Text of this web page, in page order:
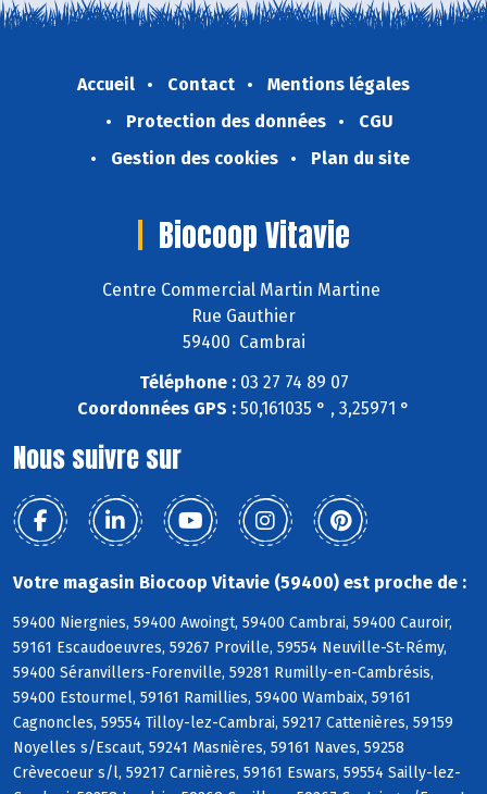
Accueil Contact
Mentions légales
Protection des données
CGU
Gestion des cookies
Plan du site
Biocoop Vitavie
Centre Commercial Martin Martine
Rue Gauthier
59400 Cambrai
Téléphone :03 27 74 89 07
Coordonnées GPS : 50,161035 ° , 3,25971 °
Nous suivre sur
Votre magasin Biocoop Vitavie (59400) est proche de :
59400 Niergnies, 59400 Awoingt, 59400 Cambrai, 59400 Cauroir,
59161 Escaudoeuvres, 59267 Proville, 59554 Neuville-St-Rémy,
59400 Séranvillers-Forenville, 59281 Rumilly-en-Cambrésis,
59400 Estourmel, 59161 Ramillies, 59400 Wambaix, 59161
Cagnoncles, 59554 Tilloy-lez-Cambrai, 59217 Cattenières, 59159
Noyelles s/Escaut, 59241 Masnières, 59161 Naves, 59258
Crèvecoeur s/l, 59217 Carnières, 59161 Eswars, 59554 Sailly-lez-